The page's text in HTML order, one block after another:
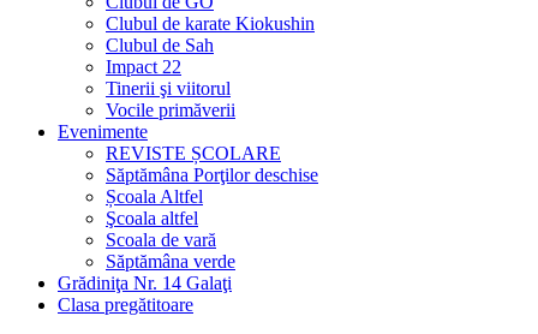
Clubul de karate Kiokushin
Clubul de Sah
Impact 22
Tinerii şi viitorul
Vocile primăverii
Evenimente
REVISTE ȘCOLARE
Săptămâna Porţilor deschise
Școala Altfel
Şcoala altfel
Scoala de vară
Săptămâna verde
Grădiniţa Nr. 14 Galaţi
Clasa pregătitoare